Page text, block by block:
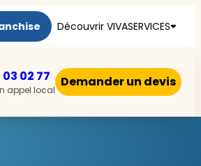
Découvrir VIVASERVICES
02 77
appel local
Demander un devis